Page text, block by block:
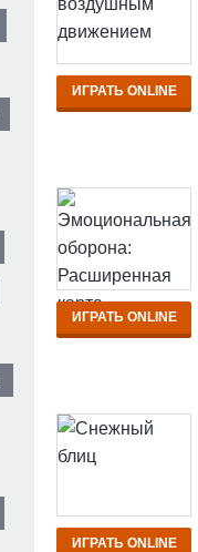
ИГРАТЬ ONLINE
ИГРАТЬ ONLINE
ИГРАТЬ ONLINE